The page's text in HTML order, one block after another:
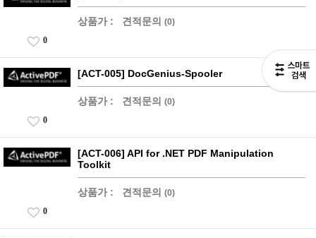
상품가 : 견적문의 (0)
0
[ACT-005] DocGenius-Spooler
상품가 : 견적문의 (0)
0
[ACT-006] API for .NET PDF Manipulation
Toolkit
상품가 : 견적문의 (0)
0